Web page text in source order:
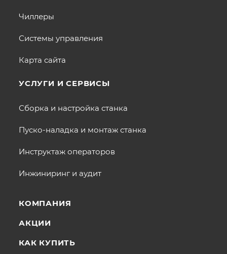
Чиллеры
Системы управления
Карта сайта
УСЛУГИ И СЕРВИСЫ
Сборка и настройка станка
Пуско-наладка и монтаж станка
Инструктаж операторов
Инжиниринг и аудит
КОМПАНИЯ
АКЦИИ
КАК КУПИТЬ